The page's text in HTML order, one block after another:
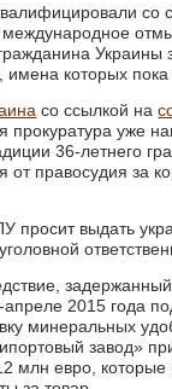
со
Украины
имена которых
со ссылкой на
прокуратура уже
36-летнего
от правосудия за
просит выдать
2015 года
минеральных
завод»
млн евро,